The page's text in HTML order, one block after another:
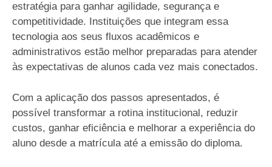
estratégia para ganhar agilidade, segurança e
competitividade. Instituições que integram essa
tecnologia aos seus fluxos acadêmicos e
administrativos estão melhor preparadas para atender
às expectativas de alunos cada vez mais conectados.
Com a aplicação dos passos apresentados, é
possível transformar a rotina institucional, reduzir
custos, ganhar eficiência e melhorar a experiência do
aluno desde a matrícula até a emissão do diploma.